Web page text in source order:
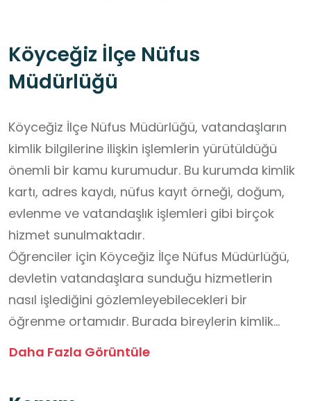
Köyceğiz İlçe Nüfus
Müdürlüğü
Köyceğiz İlçe Nüfus Müdürlüğü, vatandaşların
kimlik bilgilerine ilişkin işlemlerin yürütüldüğü
önemli bir kamu kurumudur. Bu kurumda kimlik
kartı, adres kaydı, nüfus kayıt örneği, doğum,
evlenme ve vatandaşlık işlemleri gibi birçok
hizmet sunulmaktadır.
Öğrenciler için Köyceğiz İlçe Nüfus Müdürlüğü,
devletin vatandaşlara sunduğu hizmetlerin
nasıl işlediğini gözlemleyebilecekleri bir
öğrenme ortamıdır. Burada bireylerin kimlik
bilgilerinin nasıl kayıt altına alındığı,
Daha Fazla Görüntüle